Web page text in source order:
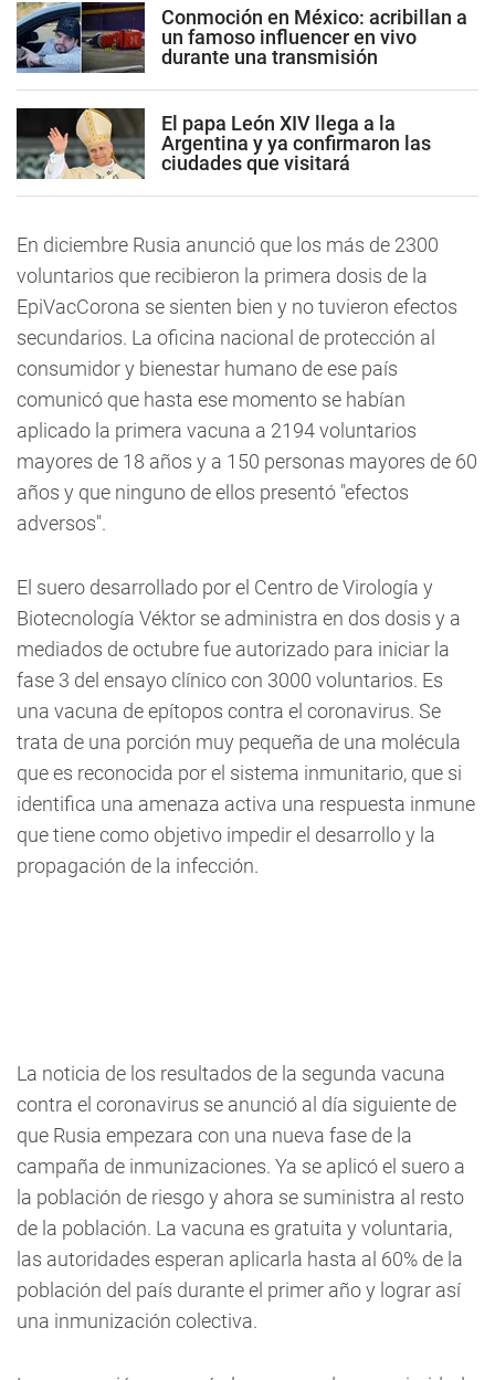
Conmoción en México: acribillan a
un famoso influencer en vivo
durante una transmisión
El papa León XIV llega a la
Argentina y ya confirmaron las
ciudades que visitará
En diciembre Rusia anunció que los más de 2300
voluntarios que recibieron la primera dosis de la
EpiVacCorona se sienten bien y no tuvieron efectos
secundarios. La oficina nacional de protección al
consumidor y bienestar humano de ese país
comunicó que hasta ese momento se habían
aplicado la primera vacuna a 2194 voluntarios
mayores de 18 años y a 150 personas mayores de 60
años y que ninguno de ellos presentó "efectos
adversos".
El suero desarrollado por el Centro de Virología y
Biotecnología Véktor se administra en dos dosis y a
mediados de octubre fue autorizado para iniciar la
fase 3 del ensayo clínico con 3000 voluntarios. Es
una vacuna de epítopos contra el coronavirus. Se
trata de una porción muy pequeña de una molécula
que es reconocida por el sistema inmunitario, que si
identifica una amenaza activa una respuesta inmune
que tiene como objetivo impedir el desarrollo y la
propagación de la infección.
La noticia de los resultados de la segunda vacuna
contra el coronavirus se anunció al día siguiente de
que Rusia empezara con una nueva fase de la
campaña de inmunizaciones. Ya se aplicó el suero a
la población de riesgo y ahora se suministra al resto
de la población. La vacuna es gratuita y voluntaria,
las autoridades esperan aplicarla hasta al 60% de la
población del país durante el primer año y lograr así
una inmunización colectiva.